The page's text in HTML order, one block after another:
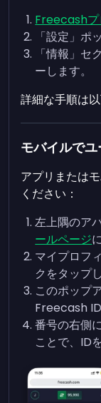
Freecashプ
「設定」ポ
「情報」
ーします。
詳細な手順は
モバイルで
アプリまたは
ください：
左上隅のア
ールページ
マイプロフ
クをタップ
このポップ
Freecash ID
番号の右側
ことで、ID